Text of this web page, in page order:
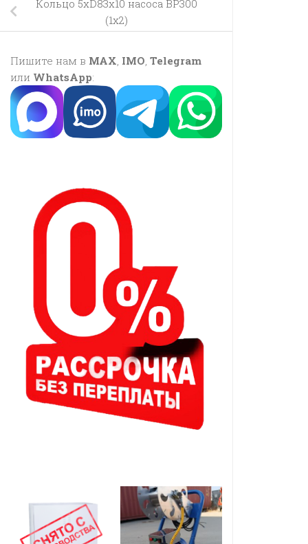
Кольцо 5хD83х10 насоса BP300
(1х2)
Пишите нам в MAX, IMO, Telegram
или WhatsApp: